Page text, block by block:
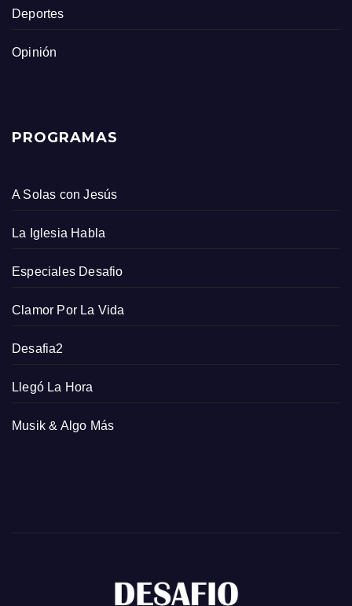
Deportes
Opinión
PROGRAMAS
A Solas con Jesús
La Iglesia Habla
Especiales Desafio
Clamor Por La Vida
Desafia2
Llegó La Hora
Musik & Algo Más